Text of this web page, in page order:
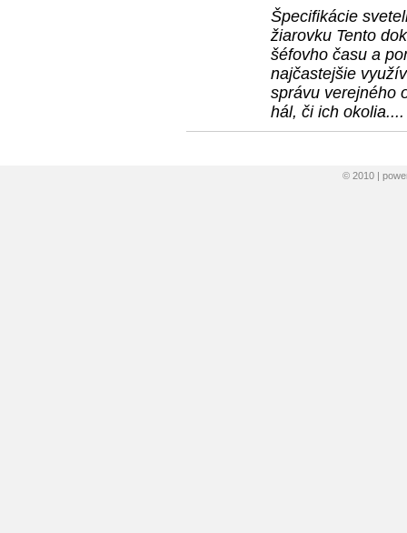
Špecifikácie
žiarovku Tento
šéfovho času a
najčastejšie
správu verejného
hál, či ich
© 2010 |